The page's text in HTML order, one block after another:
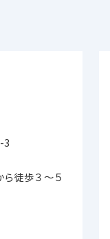
3
徒歩３～５